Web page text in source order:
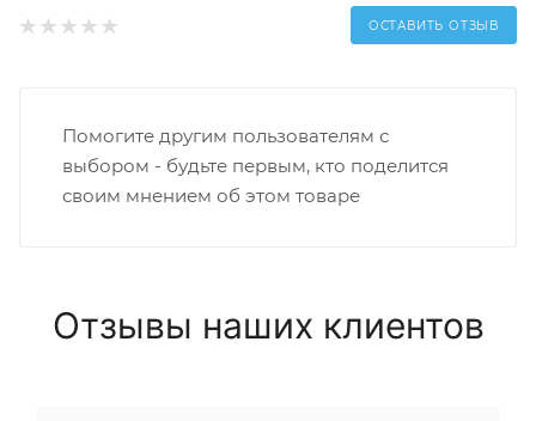
ОСТАВИТЬ ОТЗЫВ
Помогите другим пользователям с
выбором - будьте первым, кто поделится
своим мнением об этом товаре
Отзывы наших клиентов